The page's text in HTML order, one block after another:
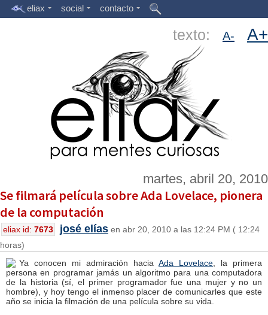
eliax social contacto
texto: A- A+
martes, abril 20, 2010
Se filmará película sobre Ada Lovelace, pionera
de la computación
eliax id: 7673 josé elías en abr 20, 2010 a las 12:24 PM ( 12:24
horas)
Ya conocen mi admiración hacia Ada Lovelace , la primera
persona en programar jamás un algoritmo para una computadora
de la historia (sí, el primer programador fue una mujer y no un
hombre), y hoy tengo el inmenso placer de comunicarles que este
año se inicia la filmación de una película sobre su vida.